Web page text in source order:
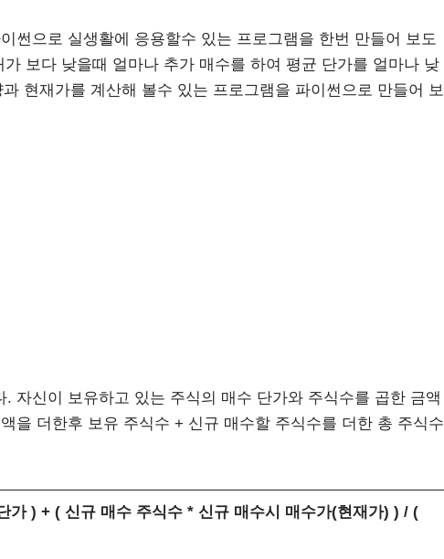
썬으로 실생활에 응용할수 있는 프로그램을 한번 만들어 보도
보다 낮을때 얼마나 추가 매수를 하여 평균 단가를 얼마나 낮
현재가를 계산해 볼수 있는 프로그램을 파이썬으로 만들어 보
자신이 보유하고 있는 주식의 매수 단가와 주식수를 곱한 금액
을 더한후 보유 주식수 + 신규 매수할 주식수를 더한 총 주식수
) + ( 신규 매수 주식수 * 신규 매수시 매수가(현재가) ) / (